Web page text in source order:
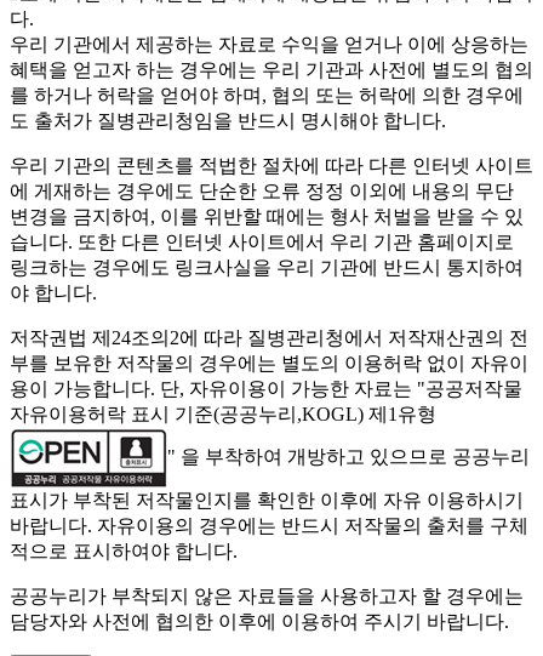
다.
우리 기관에서 제공하는 자료로 수익을 얻거나 이에 상응하는
혜택을 얻고자 하는 경우에는 우리 기관과 사전에 별도의 협의
를 하거나 허락을 얻어야 하며, 협의 또는 허락에 의한 경우에
도 출처가 질병관리청임을 반드시 명시해야 합니다.
우리 기관의 콘텐츠를 적법한 절차에 따라 다른 인터넷 사이트
에 게재하는 경우에도 단순한 오류 정정 이외에 내용의 무단
변경을 금지하여, 이를 위반할 때에는 형사 처벌을 받을 수 있
습니다. 또한 다른 인터넷 사이트에서 우리 기관 홈페이지로
링크하는 경우에도 링크사실을 우리 기관에 반드시 통지하여
야 합니다.
저작권법 제24조의2에 따라 질병관리청에서 저작재산권의 전
부를 보유한 저작물의 경우에는 별도의 이용허락 없이 자유이
용이 가능합니다. 단, 자유이용이 가능한 자료는 "공공저작물
자유이용허락 표시 기준(공공누리,KOGL) 제1유형
" 을 부착하여 개방하고 있으므로 공공누리
표시가 부착된 저작물인지를 확인한 이후에 자유 이용하시기
바랍니다. 자유이용의 경우에는 반드시 저작물의 출처를 구체
적으로 표시하여야 합니다.
공공누리가 부착되지 않은 자료들을 사용하고자 할 경우에는
담당자와 사전에 협의한 이후에 이용하여 주시기 바랍니다.